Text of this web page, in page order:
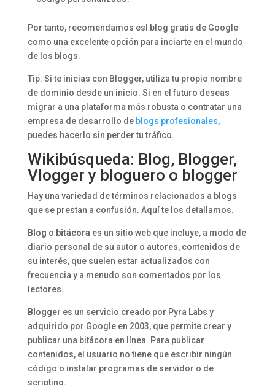
Por tanto, recomendamos esl blog gratis de Google
como una excelente opción para inciarte en el mundo
de los blogs.
Tip: Si te inicias con Blogger, utiliza tu propio nombre
de dominio desde un inicio. Si en el futuro deseas
migrar a una plataforma más robusta o contratar una
empresa de desarrollo de blogs profesionales,
puedes hacerlo sin perder tu tráfico.
Wikibúsqueda: Blog, Blogger,
Vlogger y bloguero o blogger
Hay una variedad de términos relacionados a blogs
que se prestan a confusión. Aquí te los detallamos.
Blog o bitácora es un sitio web que incluye, a modo de
diario personal de su autor o autores, contenidos de
su interés, que suelen estar actualizados con
frecuencia y a menudo son comentados por los
lectores.
Blogger es un servicio creado por Pyra Labs y
adquirido por Google en 2003, que permite crear y
publicar una bitácora en línea. Para publicar
contenidos, el usuario no tiene que escribir ningún
código o instalar programas de servidor o de
scripting.